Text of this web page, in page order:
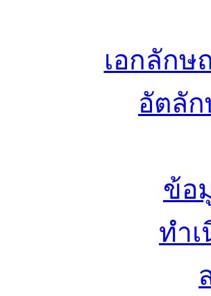
เอกลัก
อัตลั
ข้อ
ทำ